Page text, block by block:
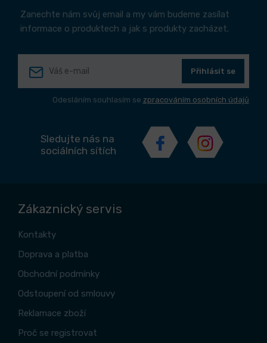
Zanechte nám svůj email a my vám budeme zasílat
informace o produktech a jak s produkty zacházet.
Přihlásit se
Odesláním souhlasím se zpracováním osobních údajů
Sledujte nás na
sociálních sítích
Zákaznický servis
Kontakty
Doprava a platba
Obchodní podmínky
Odstoupení od smlouvy
Reklamace zboží
Proč se registrovat